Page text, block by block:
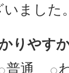
いました
りやす
普通